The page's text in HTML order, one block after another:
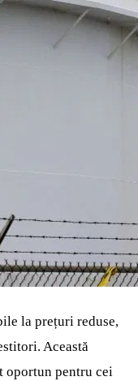
la prețuri reduse,
Această
oportun pentru cei